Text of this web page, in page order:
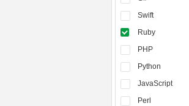
Swift
Ruby
PHP
Python
JavaScript
Perl